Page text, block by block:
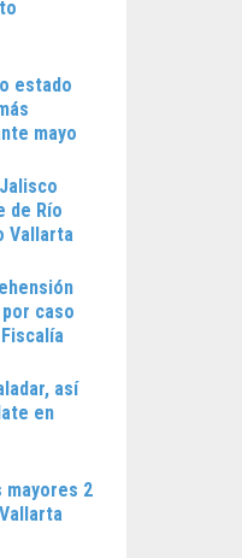
estado
mayo
de Río
Vallarta
caso
así
en
mayores 2